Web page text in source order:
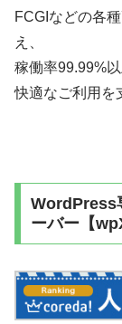
FCGIなどの各
え、
稼働率99.99%
快適なご利用を
WordPress
ーバー【